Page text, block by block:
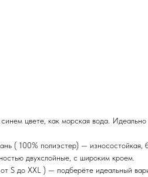
цвете, как морская вода. Идеально
( 100% полиэстер) — износостойкая,
двухслойные, с широким кроем.
S до XXL ) — подберёте идеальный